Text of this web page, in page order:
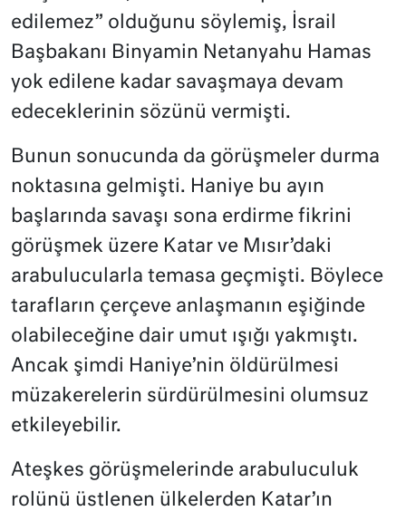
edilemez” olduğunu söylemiş, İsrail
Başbakanı Binyamin Netanyahu Hamas
yok edilene kadar savaşmaya devam
edeceklerinin sözünü vermişti.
Bunun sonucunda da görüşmeler durma
noktasına gelmişti. Haniye bu ayın
başlarında savaşı sona erdirme fikrini
görüşmek üzere Katar ve Mısır’daki
arabulucularla temasa geçmişti. Böylece
tarafların çerçeve anlaşmanın eşiğinde
olabileceğine dair umut ışığı yakmıştı.
Ancak şimdi Haniye’nin öldürülmesi
müzakerelerin sürdürülmesini olumsuz
etkileyebilir.
Ateşkes görüşmelerinde arabuluculuk
rolünü üstlenen ülkelerden Katar’ın